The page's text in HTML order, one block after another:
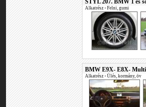
STYL 207. BMW 1 es
Alkatrész • Felni, gumi
BMW E9X- E8X-
Alkatrész • Ülés, kormány, öv